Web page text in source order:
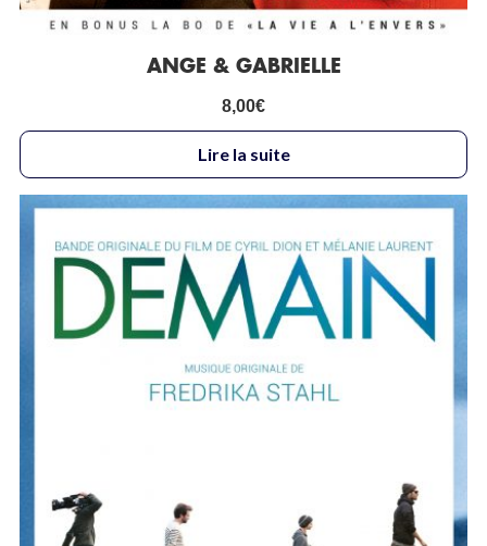
ANGE & GABRIELLE
8,00€
Lire la suite